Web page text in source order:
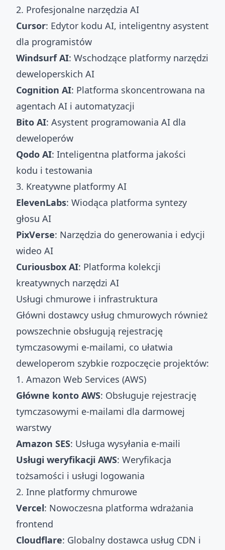
2. Profesjonalne narzędzia AI
Cursor: Edytor kodu AI, inteligentny asystent
dla programistów
Windsurf AI: Wschodzące platformy narzędzi
deweloperskich AI
Cognition AI: Platforma skoncentrowana na
agentach AI i automatyzacji
Bito AI: Asystent programowania AI dla
deweloperów
Qodo AI: Inteligentna platforma jakości
kodu i testowania
3. Kreatywne platformy AI
ElevenLabs: Wiodąca platforma syntezy
głosu AI
PixVerse: Narzędzia do generowania i edycji
wideo AI
Curiousbox AI: Platforma kolekcji
kreatywnych narzędzi AI
Usługi chmurowe i infrastruktura
Główni dostawcy usług chmurowych również
powszechnie obsługują rejestrację
tymczasowymi e-mailami, co ułatwia
deweloperom szybkie rozpoczęcie projektów:
1. Amazon Web Services (AWS)
Główne konto AWS: Obsługuje rejestrację
tymczasowymi e-mailami dla darmowej
warstwy
Amazon SES: Usługa wysyłania e-maili
Usługi weryfikacji AWS: Weryfikacja
tożsamości i usługi logowania
2. Inne platformy chmurowe
Vercel: Nowoczesna platforma wdrażania
frontend
Cloudflare: Globalny dostawca usług CDN i